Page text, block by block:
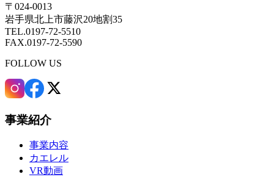
〒024-0013
岩手県北上市藤沢20地割35
TEL.0197-72-5510
FAX.0197-72-5590
FOLLOW US
事業紹介
事業内容
カエレル
VR動画